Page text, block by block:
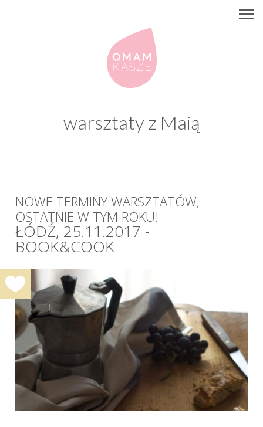
warsztaty z Maią
NOWE TERMINY WARSZTATÓW,
OSTATNIE W TYM ROKU!
ŁÓDŹ, 25.11.2017 -
BOOK&COOK